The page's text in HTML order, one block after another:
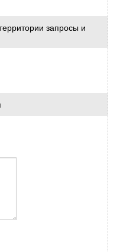
запросы и